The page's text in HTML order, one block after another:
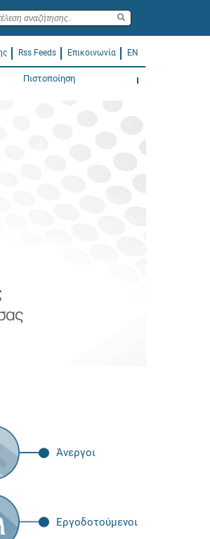
Rss Feeds Επικοινωνία EN
Πιστοποίηση
Άνεργοι
Εργοδοτούμενοι